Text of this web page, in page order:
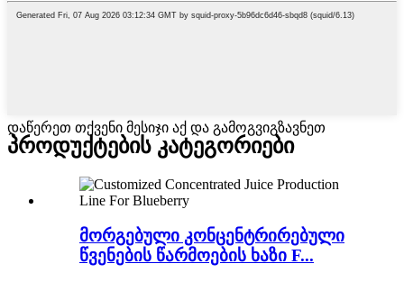
დაწერეთ თქვენი მესიჯი აქ და გამოგვიგზავნეთ
პროდუქტების კატეგორიები
მორგებული კონცენტრირებული
წვენების წარმოების ხაზი F...